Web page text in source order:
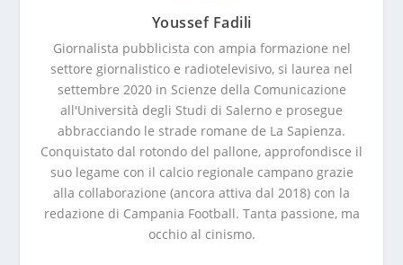
Youssef Fadili
Giornalista pubblicista con ampia formazione nel
settore giornalistico e radiotelevisivo, si laurea nel
settembre 2020 in Scienze della Comunicazione
all'Università degli Studi di Salerno e prosegue
abbracciando le strade romane de La Sapienza.
Conquistato dal rotondo del pallone, approfondisce il
suo legame con il calcio regionale campano grazie
alla collaborazione (ancora attiva dal 2018) con la
redazione di Campania Football. Tanta passione, ma
occhio al cinismo.